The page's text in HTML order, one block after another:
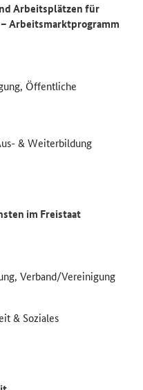
Arbeitsplätzen für
Arbeitsmarktprogramm
Öffentliche
& Weiterbildung
im Freistaat
Verband/Vereinigung
& Soziales